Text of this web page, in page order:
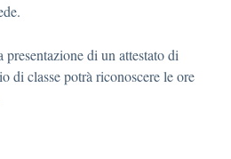
di un attestato di
di classe potrà riconoscere le ore